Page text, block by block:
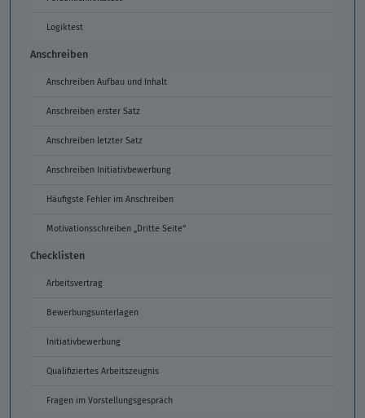
Logiktest
Anschreiben
Anschreiben Aufbau und Inhalt
Anschreiben erster Satz
Anschreiben letzter Satz
Anschreiben Initiativbewerbung
Häufigste Fehler im Anschreiben
Motivationsschreiben „Dritte Seite“
Checklisten
Arbeitsvertrag
Bewerbungsunterlagen
Initiativbewerbung
Qualifiziertes Arbeitszeugnis
Fragen im Vorstellungsgespräch